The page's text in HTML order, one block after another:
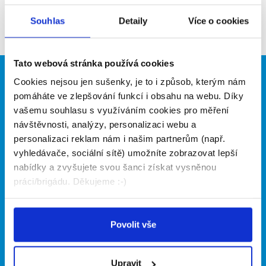
Souhlas Detaily Více o cookies
Tato webová stránka používá cookies
Cookies nejsou jen sušenky, je to i způsob, kterým nám
pomáháte ve zlepšování funkcí i obsahu na webu. Díky
vašemu souhlasu s využíváním cookies pro měření
návštěvnosti, analýzy, personalizaci webu a
personalizaci reklam nám i našim partnerům (např.
vyhledávače, sociální sítě) umožníte zobrazovat lepší
nabídky a zvyšujete svou šanci získat vysněnou
práci/brigádu. Děkujeme :-)
Povolit vše
Upravit
Firma nyní nemá žádné volné pozice. Zkuste to
prosím znovu za pár dní.
Brigádníci
Články
Hledané brigády
Firmy
Vložit inzerát
Ceník
Propagace
O portálu
O nás
Upravit předvolby cookies
Statistiky pro média
Naše další projekty
INwork.cz